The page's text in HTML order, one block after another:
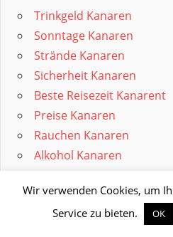
Trinkgeld Kanaren
Sonntage Kanaren
Strände Kanaren
Sicherheit Kanaren
Beste Reisezeit Kanarent
Preise Kanaren
Rauchen Kanaren
Alkohol Kanaren
ORTE LANDESINNERE
Wir verwenden Cookies, um
Service zu bieten.
OK